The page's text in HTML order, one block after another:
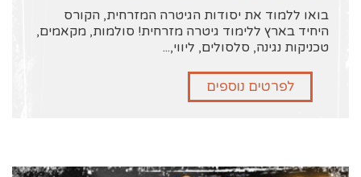
בואו ללמוד את יסודות הגיטרה המזרחית, הקורס
היחיד בארץ ללימוד גיטרה מזרחית! סולמות, מקאמים,
טכניקות נגינה, סלסולים, ליווי,...
לפרטים נוספים